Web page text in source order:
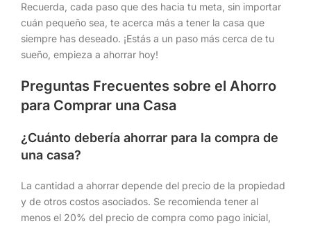
Recuerda, cada paso que des hacia tu meta, sin importar
cuán pequeño sea, te acerca más a tener la casa que
siempre has deseado. ¡Estás a un paso más cerca de tu
sueño, empieza a ahorrar hoy!
Preguntas Frecuentes sobre el Ahorro
para Comprar una Casa
¿Cuánto debería ahorrar para la compra de
una casa?
La cantidad a ahorrar depende del precio de la propiedad
y de otros costos asociados. Se recomienda tener al
menos el 20% del precio de compra como pago inicial,